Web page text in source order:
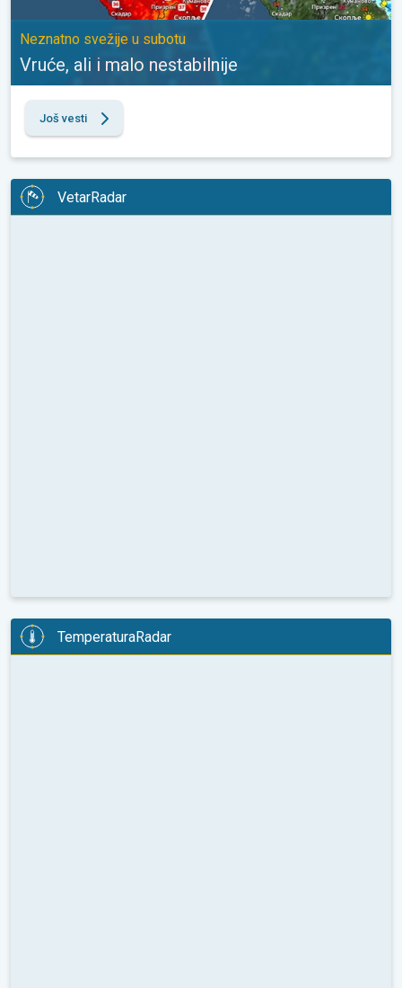
Neznatno svežije u subotu
Vruće, ali i malo nestabilnije
Još vesti
VetarRadar
TemperaturaRadar